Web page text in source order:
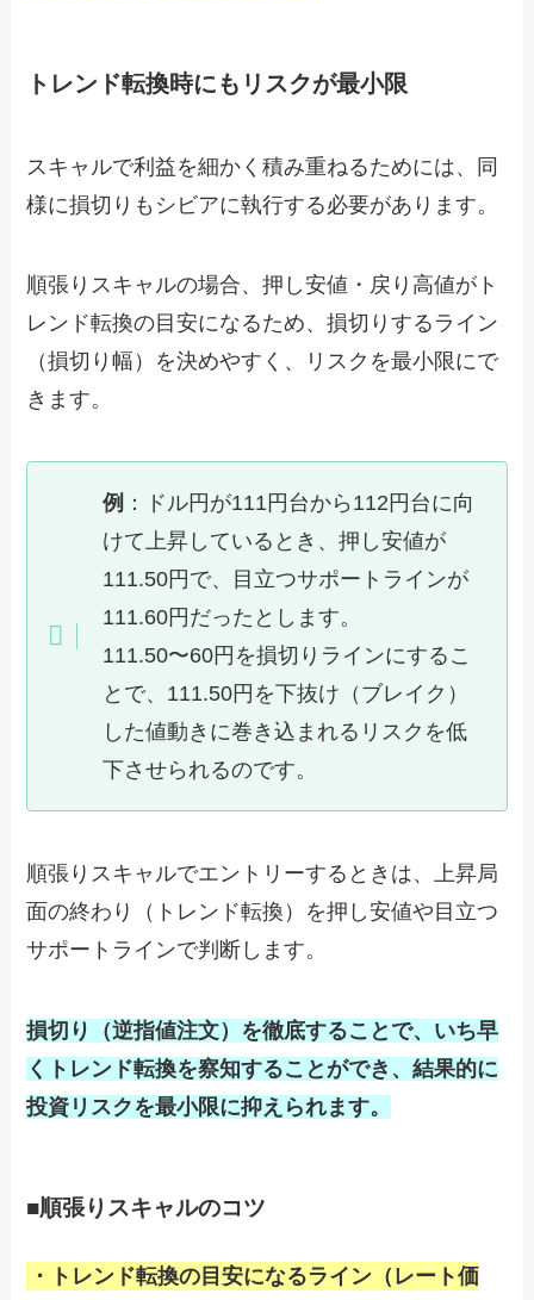
トレンド転換時にもリスクが最小限
スキャルで利益を細かく積み重ねるためには、同
様に損切りもシビアに執行する必要があります。
順張りスキャルの場合、押し安値・戻り高値がト
レンド転換の目安になるため、損切りするライン
（損切り幅）を決めやすく、リスクを最小限にで
きます。
例 ：ドル円が111円台から112円台に向
けて上昇しているとき、押し安値が
111.50円で、目立つサポートラインが
111.60円だったとします。
111.50〜60円を損切りラインにするこ
とで、111.50円を下抜け（ブレイク）
した値動きに巻き込まれるリスクを低
下させられるのです。
順張りスキャルでエントリーするときは、上昇局
面の終わり（トレンド転換）を押し安値や目立つ
サポートラインで判断します。
損切り（逆指値注文）を徹底することで、いち早
くトレンド転換を察知することができ、結果的に
投資リスクを最小限に抑えられます。
■順張りスキャルのコツ
・トレンド転換の目安になるライン（レート価